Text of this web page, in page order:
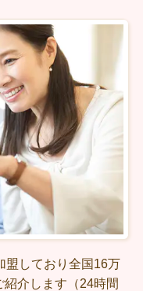
盟しており全国16万
介します（24時間